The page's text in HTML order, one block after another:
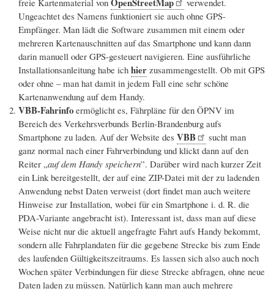
freie Kartenmaterial von
verwendet.
Ungeachtet des Namens funktioniert sie auch ohne GPS-
Empfänger. Man lädt die Software zusammen mit einem oder
mehreren Kartenauschnitten auf das Smartphone und kann dann
darin manuell oder GPS-gesteuert navigieren. Eine ausführliche
Installationsanleitung habe ich hier zusammengestellt. Ob mit GPS
oder ohne – man hat damit in jedem Fall eine sehr schöne
Kartenanwendung auf dem Handy.
VBB-Fahrinfo ermöglicht es, Fährpläne für den ÖPNV im
Bereich des Verkehrsverbunds Berlin-Brandenburg aufs
Smartphone zu laden. Auf der Website des VBB
sucht man
ganz normal nach einer Fahrverbindung und klickt dann auf den
Reiter „auf dem Handy speichern”. Darüber wird nach kurzer Zeit
ein Link bereitgestellt, der auf eine ZIP-Datei mit der zu ladenden
Anwendung nebst Daten verweist (dort findet man auch weitere
Hinweise zur Installation, wobei für ein Smartphone i. d. R. die
PDA-Variante angebracht ist). Interessant ist, dass man auf diese
Weise nicht nur die aktuell angefragte Fahrt aufs Handy bekommt,
sondern alle Fahrplandaten für die gegebene Strecke bis zum Ende
des laufenden Gültigkeitszeitraums. Es lassen sich also auch noch
Wochen später Verbindungen für diese Strecke abfragen, ohne neue
Daten laden zu müssen. Natürlich kann man auch mehrere